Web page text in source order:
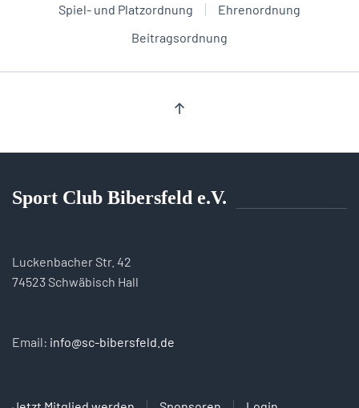
Spiel- und Platzordnung
Ehrenordnung
Beitragsordnung
Sport Club Bibersfeld e.V.
Luckenbacher Str. 42
74523 Schwäbisch Hall
Email: info@sc-bibersfeld.de